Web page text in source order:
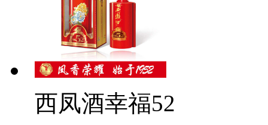
西凤酒幸福52